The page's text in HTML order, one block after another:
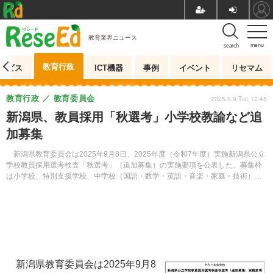
menu
search
教育業界ニュース
ビス 教育行政 ICT機器 事例 イベント リセマム
新潟県、教員採用「秋選考」小学校教諭など追
加募集
新潟県教育委員会は2025年9月8日、2025年度（令和7年度）実施新潟県公立
学校教員採用選考検査「秋選考」（追加募集）の実施要項を公表した。募集枠
は小学校、特別支援学校、中学校（国語・数学・英語・音楽・家庭・技術）、
教育行政 教育委員会 2025.9.9 Tue 12:45
新潟県教育委員会は2025年9月8